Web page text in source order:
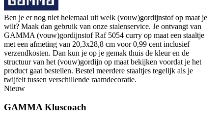
Ben je er nog niet helemaal uit welk (vouw)gordijnstof op maat je
wilt? Maak dan gebruik van onze stalenservice. Je ontvangt van
GAMMA (vouw)gordijnstof Raf 5054 curry op maat een staaltje
met een afmeting van 20,3x28,8 cm voor 0,99 cent inclusief
verzendkosten. Dan kun je op je gemak thuis de kleur en de
structuur van het (vouw)gordijn op maat bekijken voordat je het
product gaat bestellen. Bestel meerdere staaltjes tegelijk als je
twijfelt tussen verschillende raamdecoratie.
Nieuw
GAMMA Kluscoach